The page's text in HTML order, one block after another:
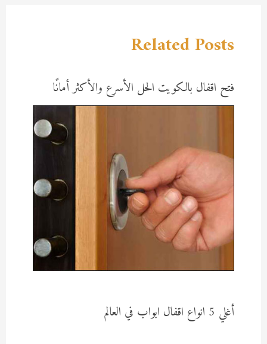
Related Posts
فتح اقفال بالكويت الحل الأسرع والأكثر أمانًا
أغلي 5 انواع اقفال ابواب في العالم